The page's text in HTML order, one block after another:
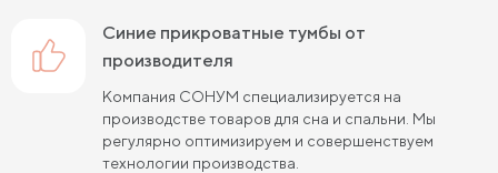
синие прикроватные тумбы от
производителя
Компания СОНУМ специализируется на
производстве товаров для сна и спальни. Мы
регулярно оптимизируем и совершенствуем
технологии производства.